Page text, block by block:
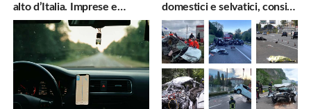
alto d’Italia. Imprese e
famiglie penalizzate
domestici e selvatici, consigli
utili